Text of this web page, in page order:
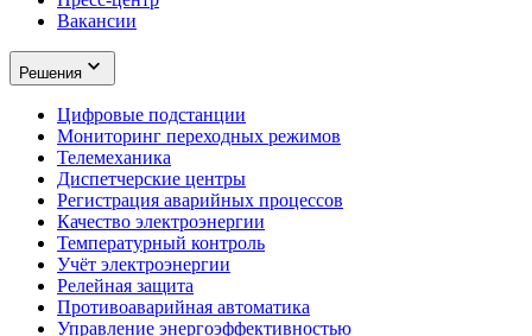
Вакансии
Решения
Цифровые подстанции
Мониторинг переходных режимов
Телемеханика
Диспетчерские центры
Регистрация аварийных процессов
Качество электроэнергии
Температурный контроль
Учёт электроэнергии
Релейная защита
Противоаварийная автоматика
Управление энергоэффективностью